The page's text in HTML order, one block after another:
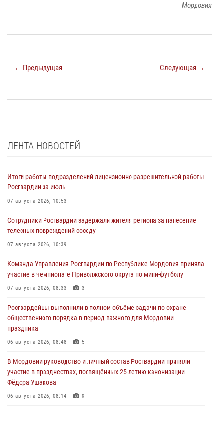
Мордовия
← Предыдущая Следующая →
ЛЕНТА НОВОСТЕЙ
Итоги работы подразделений лицензионно-разрешительной работы
Росгвардии за июль
07 августа 2026, 10:53
Сотрудники Росгвардии задержали жителя региона за нанесение
телесных повреждений соседу
07 августа 2026, 10:39
Команда Управления Росгвардии по Республике Мордовия приняла
участие в чемпионате Приволжского округа по мини-футболу
07 августа 2026, 08:33 3
Росгвардейцы выполнили в полном объёме задачи по охране
общественного порядка в период важного для Мордовии
праздника
06 августа 2026, 08:48 5
В Мордовии руководство и личный состав Росгвардии приняли
участие в празднествах, посвящённых 25-летию канонизации
Фёдора Ушакова
06 августа 2026, 08:14 9